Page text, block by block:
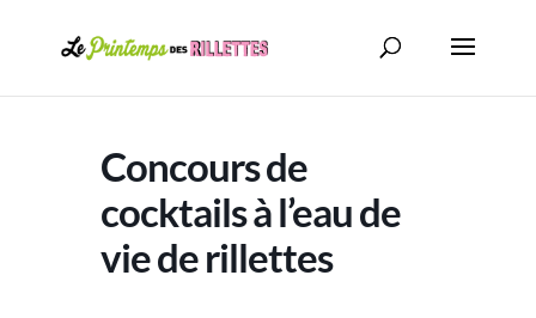
Concours de
cocktails à l’eau de
vie de rillettes